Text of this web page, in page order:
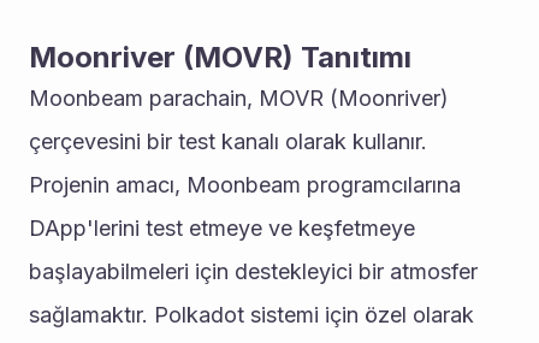
Moonriver (MOVR) Tanıtımı
Moonbeam parachain, MOVR (Moonriver)
çerçevesini bir test kanalı olarak kullanır.
Projenin amacı, Moonbeam programcılarına
DApp'lerini test etmeye ve keşfetmeye
başlayabilmeleri için destekleyici bir atmosfer
sağlamaktır. Polkadot sistemi için özel olarak